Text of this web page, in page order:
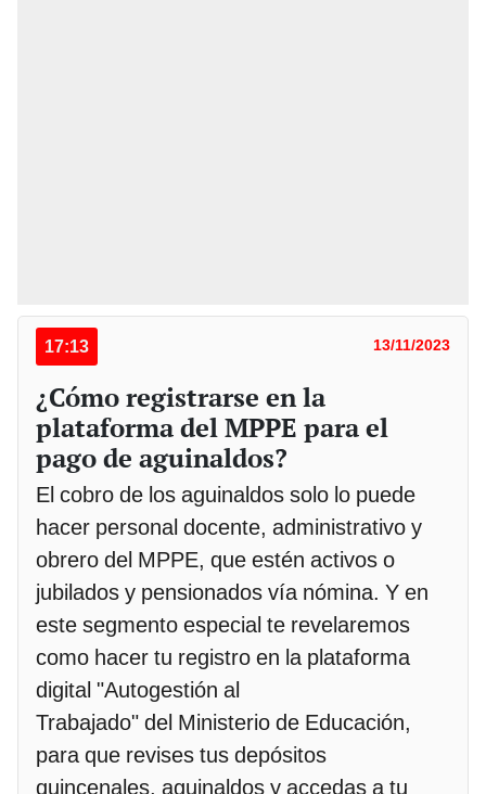
17:13 13/11/2023
¿Cómo registrarse en la
plataforma del MPPE para el
pago de aguinaldos?
El cobro de los aguinaldos solo lo puede
hacer personal docente, administrativo y
obrero del MPPE, que estén activos o
jubilados y pensionados vía nómina. Y en
este segmento especial te revelaremos
como hacer tu registro en la plataforma
digital "Autogestión al
Trabajado" del Ministerio de Educación,
para que revises tus depósitos
quincenales, aguinaldos y accedas a tu